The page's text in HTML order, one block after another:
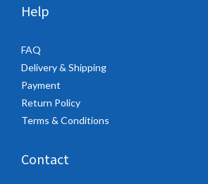
Help
FAQ
Delivery & Shipping
Payment
Return Policy
Terms & Conditions
Contact